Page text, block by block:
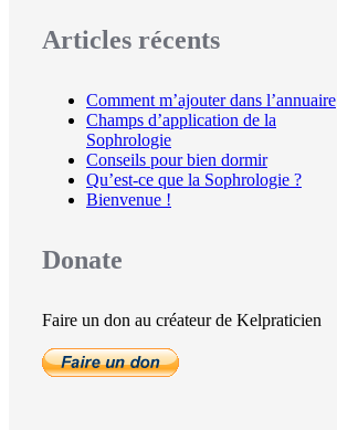
Articles récents
Comment m’ajouter dans l’annuaire
Champs d’application de la
Sophrologie
Conseils pour bien dormir
Qu’est-ce que la Sophrologie ?
Bienvenue !
Donate
Faire un don au créateur de Kelpraticien